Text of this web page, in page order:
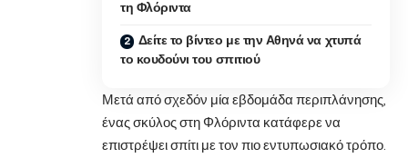
τη Φλόριντα
Δείτε το βίντεο με την Αθηνά να χτυπά
το κουδούνι του σπιτιού
Μετά από σχεδόν μία εβδομάδα περιπλάνησης,
ένας σκύλος στη Φλόριντα κατάφερε να
επιστρέψει σπίτι με τον πιο εντυπωσιακό τρόπο.